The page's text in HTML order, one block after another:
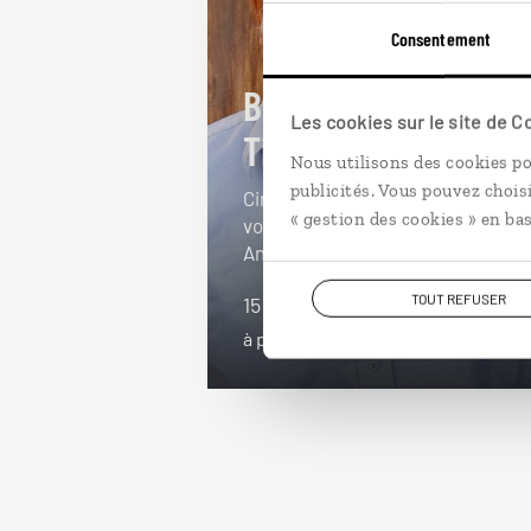
Consentement
Les cookies sur le site de
Nous utilisons des cookies
publicités. Vous pouvez
« gestion des cookies » en
TOUT REFUSER
Bienvenue chez les
Ticos
Circuit autotour Costa Rica :
volcans, côte pacifique, Manuel
Antonio.
15 jours / 13 nuits
à partir de 3300€